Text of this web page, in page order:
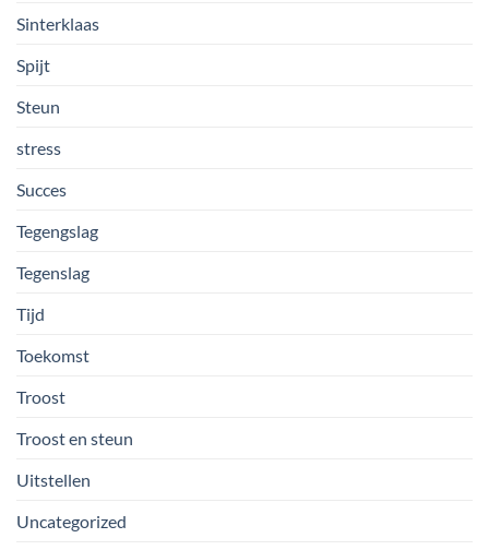
Sinterklaas
Spijt
Steun
stress
Succes
Tegengslag
Tegenslag
Tijd
Toekomst
Troost
Troost en steun
Uitstellen
Uncategorized